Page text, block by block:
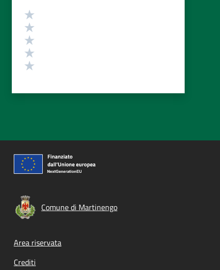
Valutazione
Comune di Martinengo
Footer menu
Area riservata
Crediti